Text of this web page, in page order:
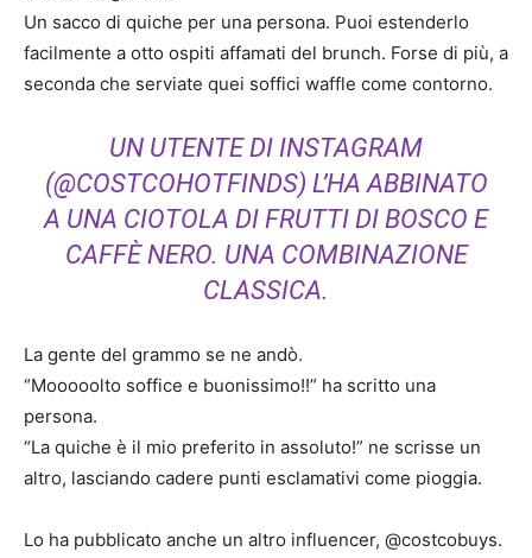
Un sacco di quiche per una persona. Puoi estenderlo
facilmente a otto ospiti affamati del brunch. Forse di più, a
seconda che serviate quei soffici waffle come contorno.
UN UTENTE DI INSTAGRAM
(@COSTCOHOTFINDS) L’HA ABBINATO
A UNA CIOTOLA DI FRUTTI DI BOSCO E
CAFFÈ NERO. UNA COMBINAZIONE
CLASSICA.
La gente del grammo se ne andò.
“Mooooolto soffice e buonissimo!!” ha scritto una
persona.
“La quiche è il mio preferito in assoluto!” ne scrisse un
altro, lasciando cadere punti esclamativi come pioggia.
Lo ha pubblicato anche un altro influencer, @costcobuys.